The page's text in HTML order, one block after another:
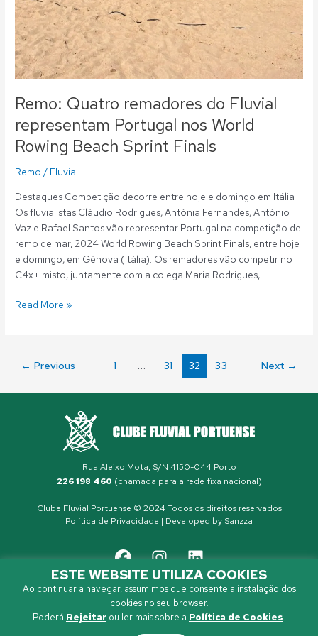
Remo: Quatro remadores do Fluvial
representam Portugal nos World
Rowing Beach Sprint Finals
Remo / Fluvial
Destaques Competição decorre entre hoje e domingo em Itália
Os fluvialistas Cláudio Rodrigues, Antónia Fernandes, António
Vaz e Rafael Santos vão representar Portugal na competição de
remo de mar, 2024 World Rowing Beach Sprint Finals, entre hoje
e domingo, em Génova (Itália). Os remadores vão competir no
C4x+ misto, juntamente com a colega Maria Rodrigues,
Read More »
← Previous 1 … 31 32 33 Next →
Rua Aleixo Mota, S/N 4150-044 Porto
226 198 460 (chamada para a rede fixa nacional)
Clube Fluvial Portuense © 2024 Todos os direitos reservados
Política de Privacidade | Developed by Sanzza
ESTE WEBSITE UTILIZA COOKIES
Ao continuar a navegar, assumimos que consente a instalação dos
cookies no seu browser.
Poderá Rejeitar ou ler mais sobre a Política de Cookies.